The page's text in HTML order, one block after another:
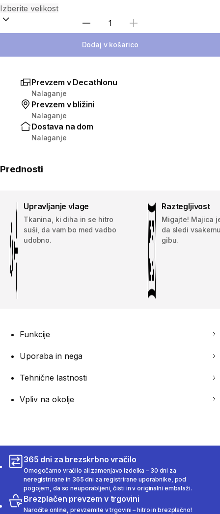
Izberite količino
Dodaj v košarico
Prevzem v Decathlonu
Nalaganje
Prevzem v bližini
Nalaganje
Dostava na dom
Nalaganje
Prednosti
Upravljanje vlage
Tkanina, ki diha in se hitro
suši, da vam bo med vadbo
udobno.
Raztegljivost
Migajte! Majica
da sledi
gibu.
Funkcije
Uporaba in nega
Tehnične lastnosti
Vpliv na okolje
365 dni za brezskrbno vračilo
Omogočamo vračilo ali zamenjavo izdelka – 30 dni za
neregistrirane in 365 dni za registrirane uporabnike, pod
pogojem, da so neuporabljeni, čisti in v originalni embalaži.
Brezplačen prevzem v trgovini
Naročite online, prevzemite v trgovini – hitro in brezplačno!